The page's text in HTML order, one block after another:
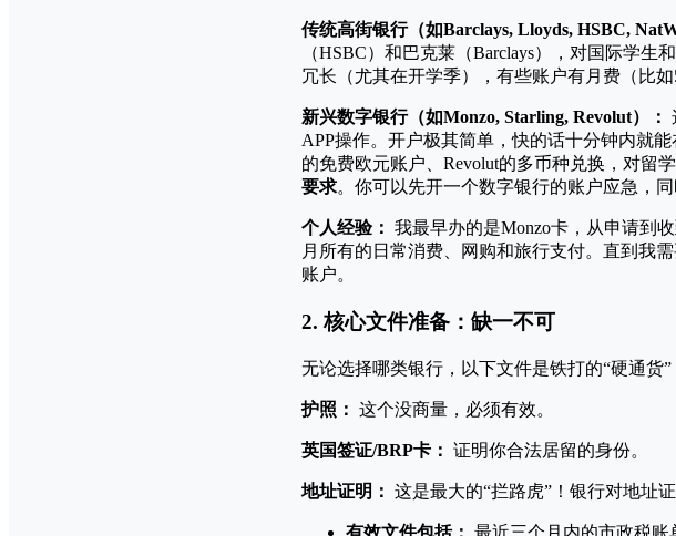
传统高街银行（如Barclays, Lloyds, HSBC,
（HSBC）和巴克莱（Barclays），对国际学
冗长（尤其在开学季），有些账户有月费（比如
新兴数字银行（如Monzo, Starling, Revolut）：
APP操作。开户极其简单，快的话十分钟内就
的免费欧元账户、Revolut的多币种兑换，对留
要求。你可以先开一个数字银行的账户应急，
个人经验： 我最早办的是Monzo卡，从申请到
月所有的日常消费、网购和旅行支付。直到我
账户。
2. 核心文件准备：缺一不可
无论选择哪类银行，以下文件是铁打的“硬通货”
护照： 这个没商量，必须有效。
英国签证/BRP卡： 证明你合法居留的身份。
地址证明： 这是最大的“拦路虎”！银行对地址
有效文件包括： 最近三个月内的市政税